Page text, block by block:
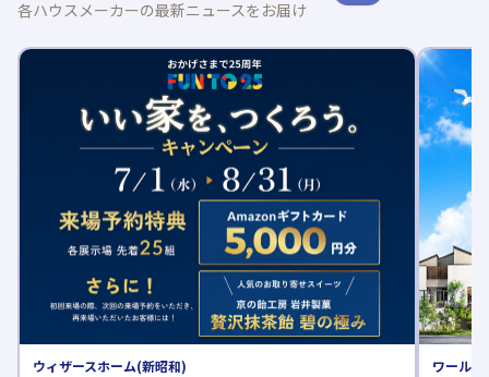
各ハウスメーカーの最新ニュースをお届け
ウィザースホーム(新昭和) ワール